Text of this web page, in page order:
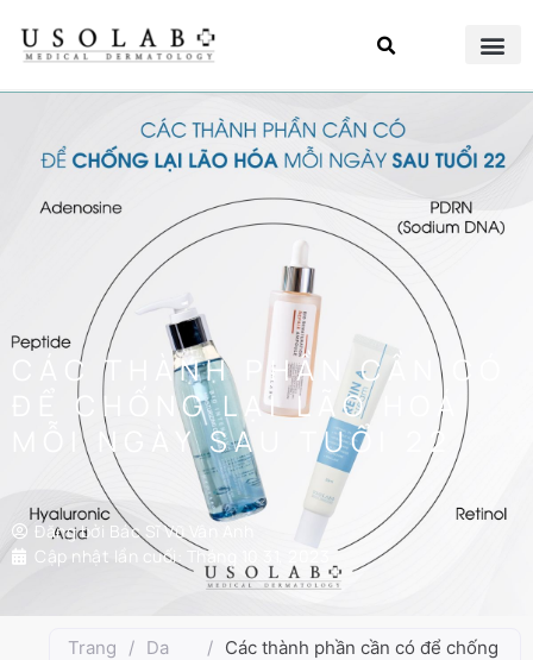
CÁC THÀNH PHẦN CẦN CÓ
ĐỂ CHỐNG LẠI LÃO HOÁ
MỖI NGÀY SAU TUỔI 22
Đăng bởi Bác Sĩ Vũ Vân Anh
Cập nhật lần cuối: Tháng 10 31, 2023
Trang
/ Da
/ Các thành phần cần có để chống